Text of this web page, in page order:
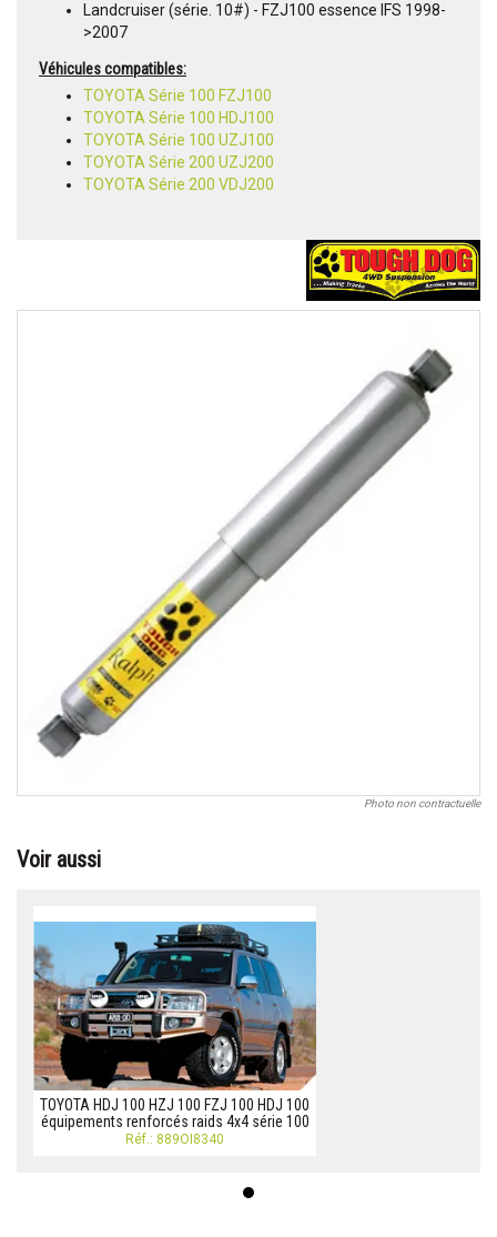
Landcruiser (série. 10#) - FZJ100 essence IFS 1998-
>2007
Véhicules compatibles:
TOYOTA Série 100 FZJ100
TOYOTA Série 100 HDJ100
TOYOTA Série 100 UZJ100
TOYOTA Série 200 UZJ200
TOYOTA Série 200 VDJ200
Photo non contractuelle
Voir aussi
TOYOTA HDJ 100 HZJ 100 FZJ 100 HDJ 100
équipements renforcés raids 4x4 série 100
Réf.: 889OI8340